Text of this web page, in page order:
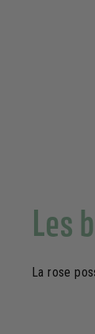
Les
La rose